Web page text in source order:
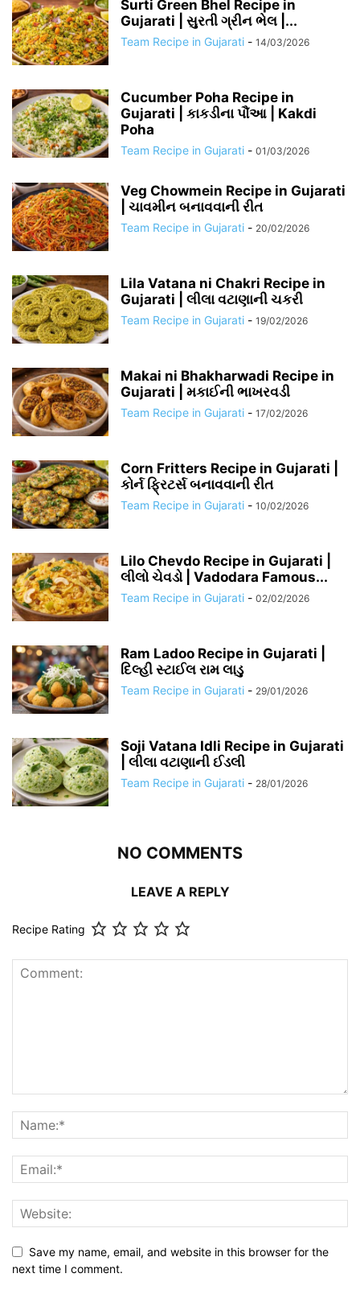
Surti Green Bhel Recipe in
Gujarati | સુરતી ગ્રીન ભેલ |...
Team Recipe in Gujarati - 14/03/2026
Cucumber Poha Recipe in
Gujarati | કાકડીના પૌંઆ | Kakdi
Poha
Team Recipe in Gujarati - 01/03/2026
Veg Chowmein Recipe in Gujarati
| ચાવમીન બનાવવાની રીત
Team Recipe in Gujarati - 20/02/2026
Lila Vatana ni Chakri Recipe in
Gujarati | લીલા વટાણાની ચકરી
Team Recipe in Gujarati - 19/02/2026
Makai ni Bhakharwadi Recipe in
Gujarati | મકાઈની ભાખરવડી
Team Recipe in Gujarati - 17/02/2026
Corn Fritters Recipe in Gujarati |
કોર્ન ફ્રિટર્સ બનાવવાની રીત
Team Recipe in Gujarati - 10/02/2026
Lilo Chevdo Recipe in Gujarati |
લીલો ચેવડો | Vadodara Famous...
Team Recipe in Gujarati - 02/02/2026
Ram Ladoo Recipe in Gujarati |
દિલ્હી સ્ટાઈલ રામ લાડુ
Team Recipe in Gujarati - 29/01/2026
Soji Vatana Idli Recipe in Gujarati
| લીલા વટાણાની ઈડલી
Team Recipe in Gujarati - 28/01/2026
NO COMMENTS
LEAVE A REPLY
Recipe Rating
Save my name, email, and website in this browser for the
next time I comment.